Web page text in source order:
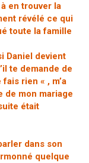
en trouver la
révélé ce qui
toute la famille
Daniel devient
te demande de
rien « , m’a
de mon mariage
était
dans son
quelque